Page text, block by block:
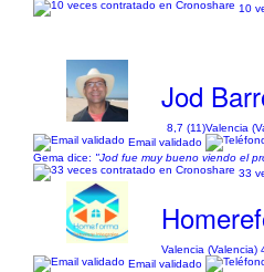
10
Jod
8,7 (11)Valencia
Email validado
Gema dice: "Jod fue muy bueno viendo el
33
Valencia (Valencia)
Email validado